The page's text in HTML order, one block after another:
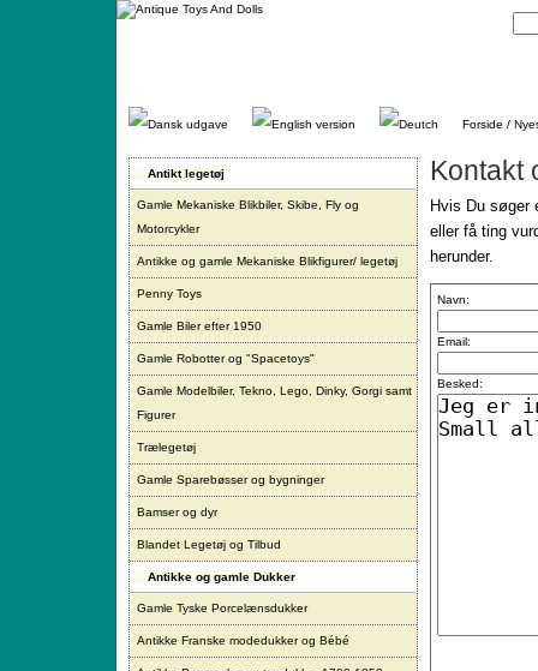
Gå
Forside /
Antikt legetøj
Gamle Mekaniske Blikbiler, Skibe, Fly og
Motorcykler
Antikke og gamle Mekaniske Blikfigurer/ legetøj
Penny Toys
Gamle Biler efter 1950
Gamle Robotter og "Spacetoys"
Gamle Modelbiler, Tekno, Lego, Dinky, Gorgi samt
Figurer
Trælegetøj
Gamle Sparebøsser og bygninger
Bamser og dyr
Blandet Legetøj og Tilbud
Antikke og gamle Dukker
Gamle Tyske Porcelænsdukker
Antikke Franske modedukker og Bébé
Kontakt
Hvis Du
eller få ting
herunder.
Navn:
Email:
Besked: